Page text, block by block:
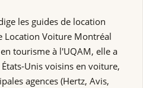
les guides de location
Location Voiture Montréal
tourisme à l'UQAM, elle a
Unis voisins en voiture,
agences (Hertz, Avis,